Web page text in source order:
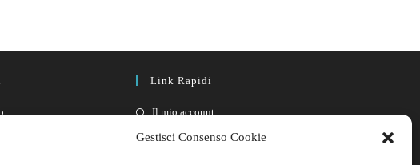
Gestisci Consenso Cookie
Link Rapidi
Il mio account
FAQ